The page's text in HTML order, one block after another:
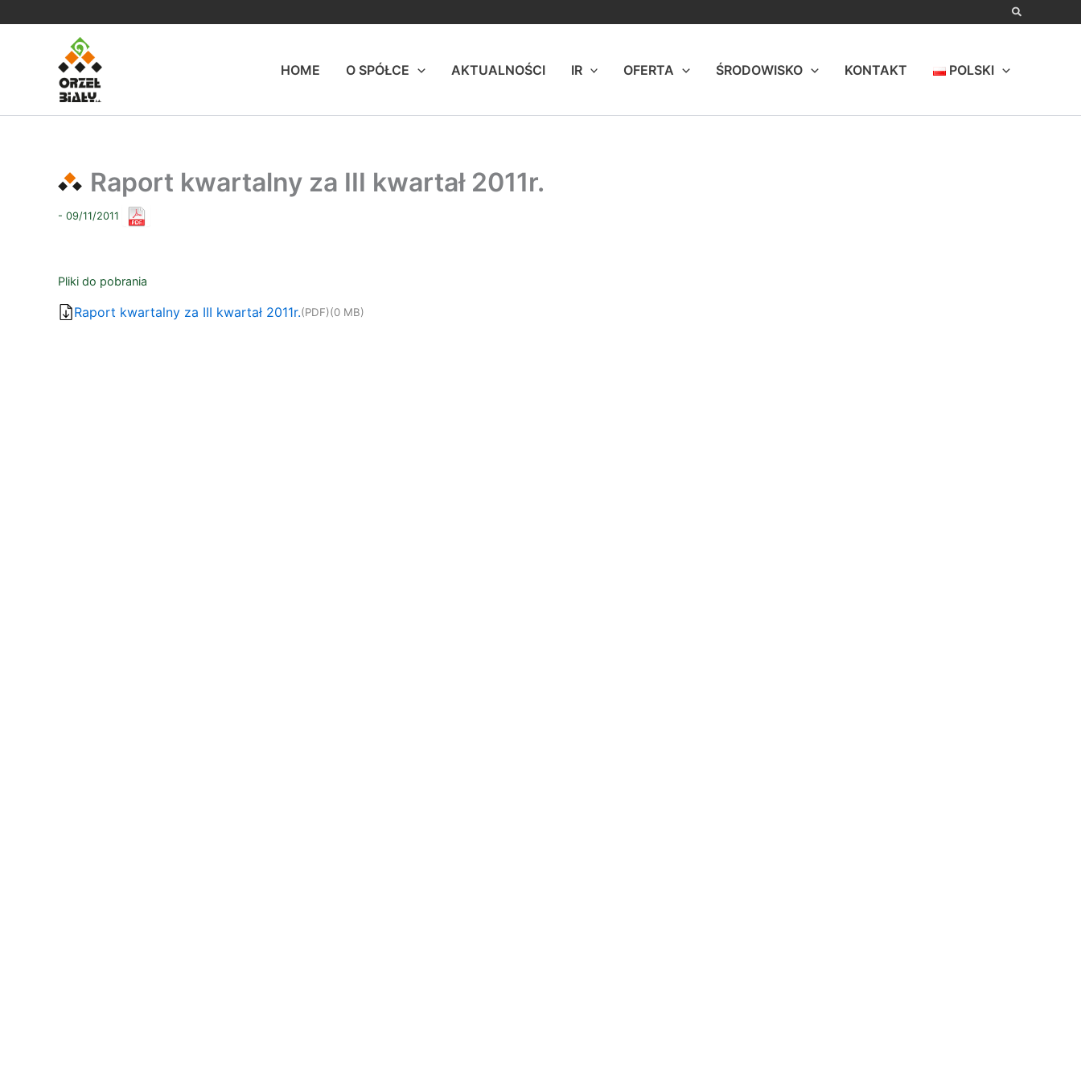
HOME
O SPÓŁCE AKTUALNOŚCI IR OFERTA ŚRODOWISKO KONTAKT POLSKI
Raport kwartalny za III kwartał 2011r.
- 09/11/2011
Pliki do pobrania
Raport kwartalny za III kwartał 2011r.(PDF)(0 MB)